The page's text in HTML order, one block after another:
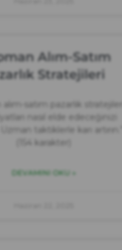
Alım-Satım
Stratejileri
alım-satım pazarlık stratejileri:
nasıl elde edeceğinizi
taktiklerle karı artırın.”
(154 karakter)
DEVAMINI OKU »